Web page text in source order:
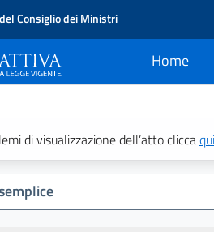
Consiglio dei Ministri
Home
current
di visualizzazione dell’atto cliccaqui